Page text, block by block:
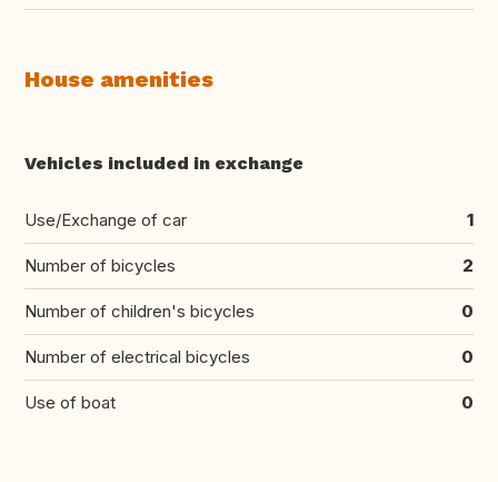
House amenities
Vehicles included in exchange
Use/Exchange of car 1
Number of bicycles 2
Number of children's bicycles 0
Number of electrical bicycles 0
Use of boat 0